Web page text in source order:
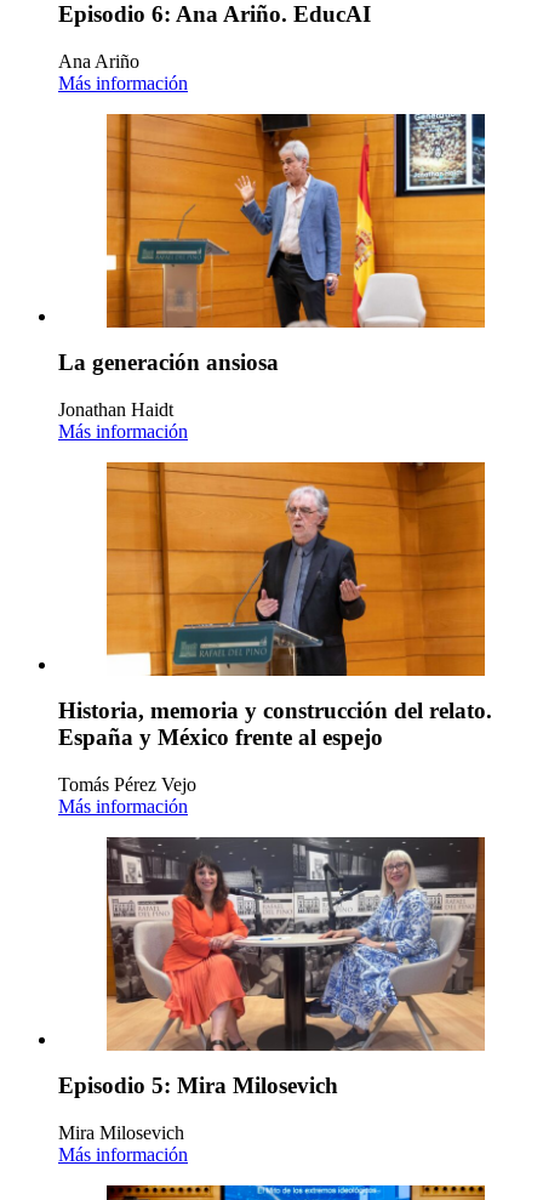
Episodio 6: Ana Ariño. EducAI
Ana Ariño
Más información
La generación ansiosa
Jonathan Haidt
Más información
Historia, memoria y construcción del relato.
España y México frente al espejo
Tomás Pérez Vejo
Más información
Episodio 5: Mira Milosevich
Mira Milosevich
Más información